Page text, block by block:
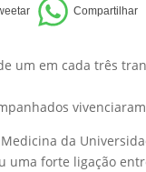
um em cada três
da
uma forte ligação